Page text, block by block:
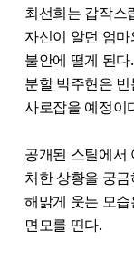
최선희는 갑작스
자신이 알던 엄
불안에 떨게 된
분할 박주현은
사로잡을 예정이
공개된 스틸에서
처한 상황을 궁
해맑게 웃는 모
면모를 띤다.